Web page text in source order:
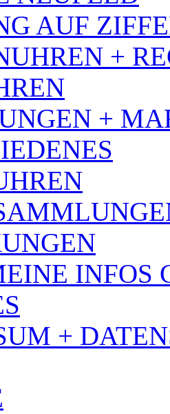
AUF
+
+
INFOS
+